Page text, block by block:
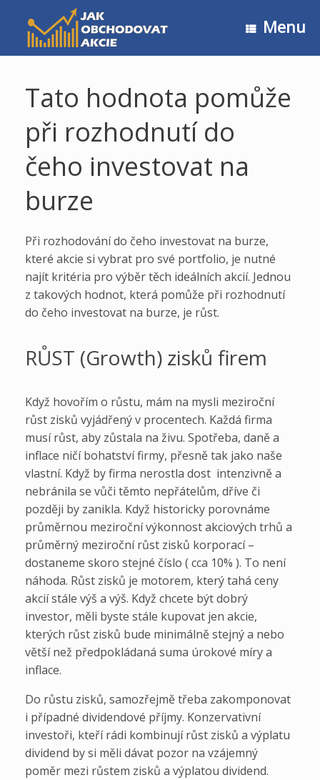
content
Menu
Tato hodnota pomůže
při rozhodnutí do
čeho investovat na
burze
Při rozhodování do čeho investovat na burze,
které akcie si vybrat pro své portfolio, je nutné
najít kritéria pro výběr těch ideálních akcií. Jednou
z takových hodnot, která pomůže při rozhodnutí
do čeho investovat na burze, je růst.
RŮST (Growth) zisků firem
Když hovořím o růstu, mám na mysli meziroční
růst zisků vyjádřený v procentech. Každá firma
musí růst, aby zůstala na živu. Spotřeba, daně a
inflace ničí bohatství firmy, přesně tak jako naše
vlastní. Když by firma nerostla dost intenzivně a
nebránila se vůči těmto nepřátelům, dříve či
později by zanikla. Když historicky porovnáme
průměrnou meziroční výkonnost akciových trhů a
průměrný meziroční růst zisků korporací –
dostaneme skoro stejné číslo ( cca 10% ). To není
náhoda. Růst zisků je motorem, který tahá ceny
akcií stále výš a výš. Když chcete být dobrý
investor, měli byste stále kupovat jen akcie,
kterých růst zisků bude minimálně stejný a nebo
větší než předpokládaná suma úrokové míry a
inflace.
Do růstu zisků, samozřejmě třeba zakomponovat
i případné dividendové příjmy. Konzervativní
investoři, kteří rádi kombinují růst zisků a výplatu
dividend by si měli dávat pozor na vzájemný
poměr mezi růstem zisků a výplatou dividend.